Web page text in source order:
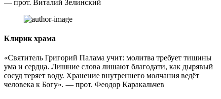
— прот. Виталий Зелинский
Клирик храма
«Святитель Григорий Палама учит: молитва требует тишины
ума и сердца. Лишние слова лишают благодати, как дырявый
сосуд теряет воду. Хранение внутреннего молчания ведёт
человека к Богу». — прот. Феодор Каракальчев